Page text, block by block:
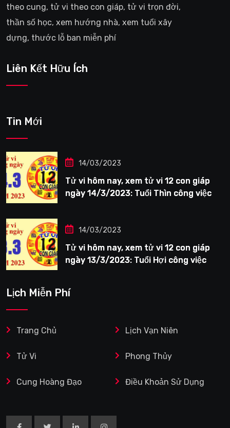
theo cung, tử vi theo con giáp, tử vi trọn đời,
thần số học, xem hướng nhà, xem tuổi xây
dựng, thước lỗ ban miễn phí
Liên Kết Hữu Ích
Tin Mới
14/03/2023
Tử vi hôm nay, xem tử vi 12 con giáp
ngày 14/3/2023: Tuổi Thìn công việc
14/03/2023
Tử vi hôm nay, xem tử vi 12 con giáp
ngày 13/3/2023: Tuổi Hợi công việc
Lịch Miễn Phí
Trang Chủ Lịch Vạn Niên
Tử Vi Phong Thủy
Cung Hoàng Đạo Điều Khoản Sử Dụng